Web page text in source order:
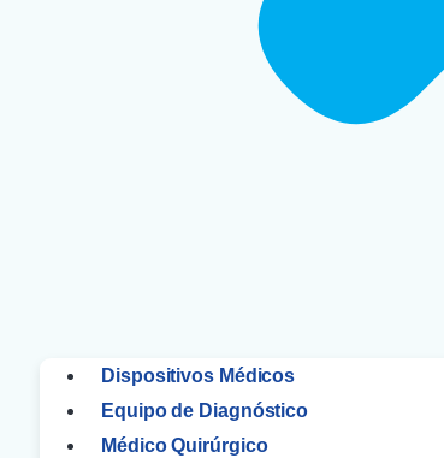
Dispositivos Médicos
Equipo de Diagnóstico
Médico Quirúrgico